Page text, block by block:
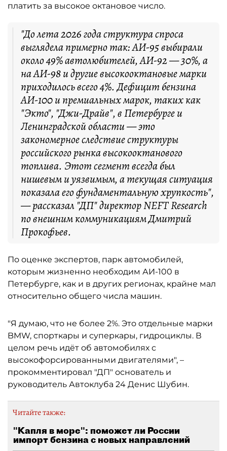
платить за высокое октановое число.
"До лета 2026 года структура спроса
выглядела примерно так: АИ-95 выбирали
около 49% автолюбителей, АИ-92 — 30%, а
на АИ-98 и другие высокооктановые марки
приходилось всего 4%. Дефицит бензина
АИ-100 и премиальных марок, таких как
"Экто", "Джи-Драйв", в Петербурге и
Ленинградской области — это
закономерное следствие структуры
российского рынка высокооктанового
топлива. Этот сегмент всегда был
нишевым и уязвимым, а текущая ситуация
показала его фундаментальную хрупкость",
— рассказал "ДП" директор NEFT Research
по внешним коммуникациям Дмитрий
Прокофьев.
По оценке экспертов, парк автомобилей,
которым жизненно необходим АИ-100 в
Петербурге, как и в других регионах, крайне мал
относительно общего числа машин.
"Я думаю, что не более 2%. Это отдельные марки
BMW, спорткары и суперкары, гидроциклы. В
целом речь идёт об автомобилях с
высокофорсированными двигателями", –
прокомментировал "ДП" основатель и
руководитель Автоклуба 24 Денис Шубин.
Читайте также:
"Капля в море": поможет ли России
импорт бензина с новых направлений